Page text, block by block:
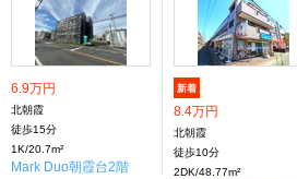
6.9万円
北朝霞
徒歩15分
1K/20.7m²
Mark Duo朝霞台2階
新着
8.4万円
北朝霞
徒歩10分
2DK/48.77m²